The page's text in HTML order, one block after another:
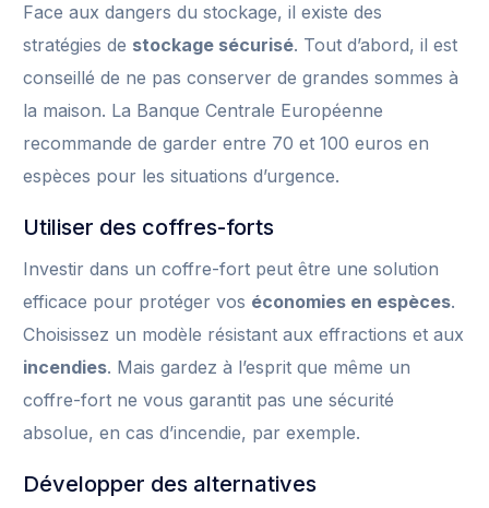
Face aux dangers du stockage, il existe des
stratégies de stockage sécurisé. Tout d’abord, il est
conseillé de ne pas conserver de grandes sommes à
la maison. La Banque Centrale Européenne
recommande de garder entre 70 et 100 euros en
espèces pour les situations d’urgence.
Utiliser des coffres-forts
Investir dans un coffre-fort peut être une solution
efficace pour protéger vos économies en espèces.
Choisissez un modèle résistant aux effractions et aux
incendies. Mais gardez à l’esprit que même un
coffre-fort ne vous garantit pas une sécurité
absolue, en cas d’incendie, par exemple.
Développer des alternatives